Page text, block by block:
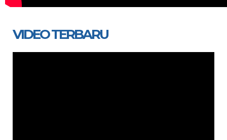
VIDEO TERBARU